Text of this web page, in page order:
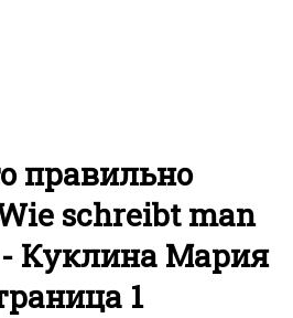
правильно
schreibt man
Куклина Мария
1